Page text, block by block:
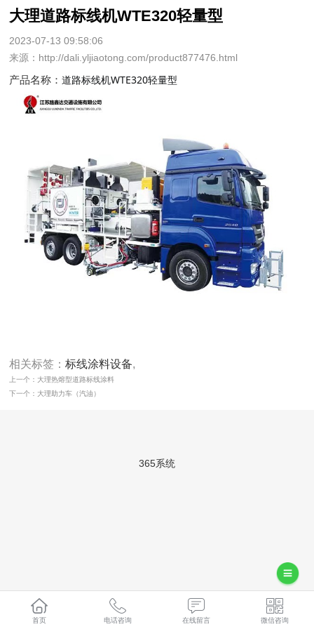
大理道路标线机WTE320轻量型
2023-07-13 09:58:06
来源：http://dali.yljiaotong.com/product877476.html
产品名称：道路标线机WTE320轻量型
相关标签：标线涂料设备,
上一个：大理热熔型道路标线涂料
下一个：大理助力车（汽油）
365系统
首页 电话咨询 在线留言 微信咨询